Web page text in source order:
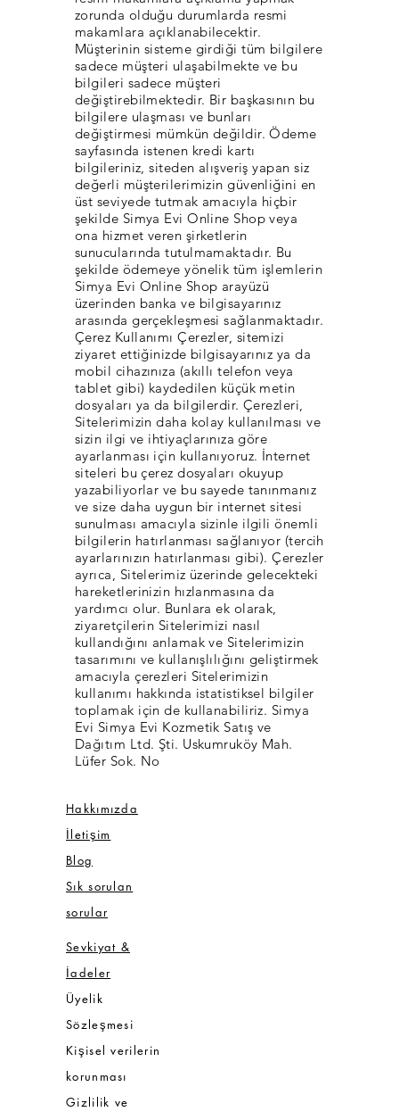
zorunda olduğu durumlarda resmi
makamlara açıklanabilecektir.
Müşterinin sisteme girdiği tüm bilgilere
sadece müşteri ulaşabilmekte ve bu
bilgileri sadece müşteri
değiştirebilmektedir. Bir başkasının bu
bilgilere ulaşması ve bunları
değiştirmesi mümkün değildir. Ödeme
sayfasında istenen kredi kartı
bilgileriniz, siteden alışveriş yapan siz
değerli müşterilerimizin güvenliğini en
üst seviyede tutmak amacıyla hiçbir
şekilde Simya Evi Online Shop veya
ona hizmet veren şirketlerin
sunucularında tutulmamaktadır. Bu
şekilde ödemeye yönelik tüm işlemlerin
Simya Evi Online Shop arayüzü
üzerinden banka ve bilgisayarınız
arasında gerçekleşmesi sağlanmaktadır.
Çerez Kullanımı Çerezler, sitemizi
ziyaret ettiğinizde bilgisayarınız ya da
mobil cihazınıza (akıllı telefon veya
tablet gibi) kaydedilen küçük metin
dosyaları ya da bilgilerdir. Çerezleri,
Sitelerimizin daha kolay kullanılması ve
sizin ilgi ve ihtiyaçlarınıza göre
ayarlanması için kullanıyoruz. İnternet
siteleri bu çerez dosyaları okuyup
yazabiliyorlar ve bu sayede tanınmanız
ve size daha uygun bir internet sitesi
sunulması amacıyla sizinle ilgili önemli
bilgilerin hatırlanması sağlanıyor (tercih
ayarlarınızın hatırlanması gibi). Çerezler
ayrıca, Sitelerimiz üzerinde gelecekteki
hareketlerinizin hızlanmasına da
yardımcı olur. Bunlara ek olarak,
ziyaretçilerin Sitelerimizi nasıl
kullandığını anlamak ve Sitelerimizin
tasarımını ve kullanışlılığını geliştirmek
amacıyla çerezleri Sitelerimizin
kullanımı hakkında istatistiksel bilgiler
toplamak için de kullanabiliriz. Simya
Evi Simya Evi Kozmetik Satış ve
Dağıtım Ltd. Şti. Uskumruköy Mah.
Lüfer Sok. No
Hakkımızda
İletişim
Blog
Sık sorulan
sorular
Sevkiyat &
İadeler
Üyelik
Sözleşmesi
Kişisel verilerin
korunması
Gizlilik ve